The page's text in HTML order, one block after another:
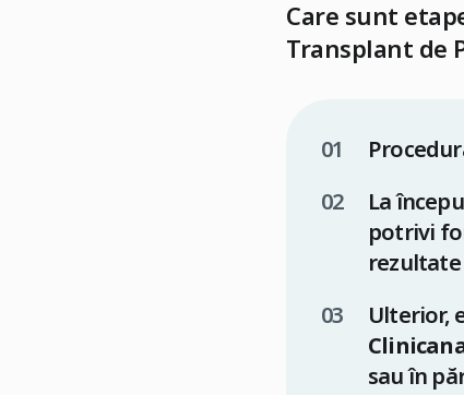
Care sunt
Transplant de
La
potrivi
Ulterior,
sau în